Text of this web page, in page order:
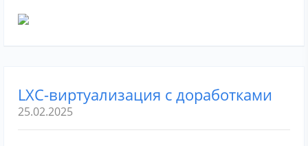
LXC-виртуализация с доработками
25.02.2025